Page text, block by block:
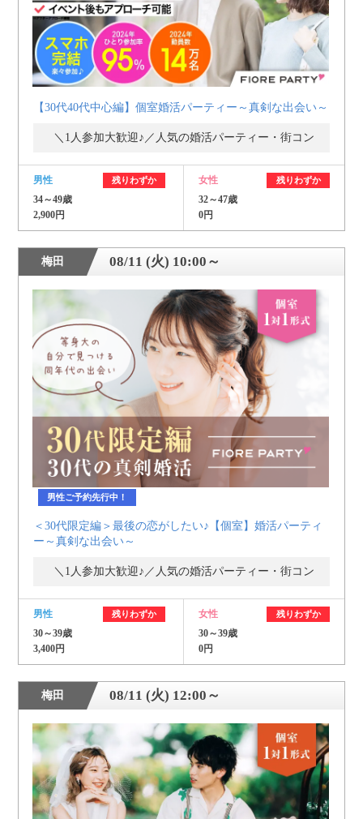
【30代40代中心編】個室婚活パーティー～真剣な出会い～
＼1人参加大歓迎♪／人気の婚活パーティー・街コン
男性 残りわずか
34～49歳
2,900円
女性 残りわずか
32～47歳
0円
梅田 08/11 (火) 10:00～
男性ご予約先行中！
＜30代限定編＞最後の恋がしたい♪【個室】婚活パーティ
ー～真剣な出会い～
＼1人参加大歓迎♪／人気の婚活パーティー・街コン
男性 残りわずか
30～39歳
3,400円
女性 残りわずか
30～39歳
0円
梅田 08/11 (火) 12:00～